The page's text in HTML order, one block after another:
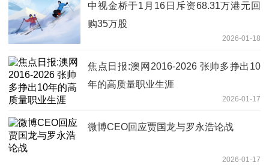
中视金桥于1月16日斥资68.31万港元回
购35万股
2026-01-18
焦点日报:澳网2016-2026 张帅多挣出10
年的高质量职业生涯
2026-01-17
微博CEO回应贾国龙与罗永浩论战
2026-01-17